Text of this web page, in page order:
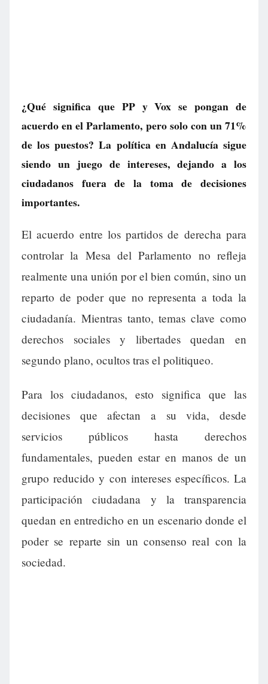
¿Qué significa que PP y Vox se pongan de
acuerdo en el Parlamento, pero solo con un 71%
de los puestos? La política en Andalucía sigue
siendo un juego de intereses, dejando a los
ciudadanos fuera de la toma de decisiones
importantes.
El acuerdo entre los partidos de derecha para
controlar la Mesa del Parlamento no refleja
realmente una unión por el bien común, sino un
reparto de poder que no representa a toda la
ciudadanía. Mientras tanto, temas clave como
derechos sociales y libertades quedan en
segundo plano, ocultos tras el politiqueo.
Para los ciudadanos, esto significa que las
decisiones que afectan a su vida, desde
servicios públicos hasta derechos
fundamentales, pueden estar en manos de un
grupo reducido y con intereses específicos. La
participación ciudadana y la transparencia
quedan en entredicho en un escenario donde el
poder se reparte sin un consenso real con la
sociedad.